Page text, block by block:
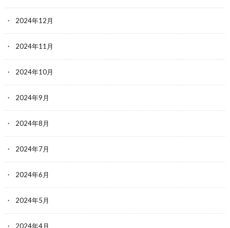
2024年12月
2024年11月
2024年10月
2024年9月
2024年8月
2024年7月
2024年6月
2024年5月
2024年4月